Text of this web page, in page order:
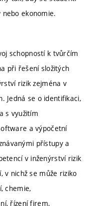
ekonomie.
schopností k tvůrčím
při řešení složitých
rizik zejména v
Jedná se o identifikaci,
s využitím
a výpočetní
přístupy a
v inženýrství rizik
v nichž se může riziko
chemie,
řízení firem,